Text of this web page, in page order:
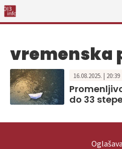
vremenska
16.08.2025. | 20:39
do 33